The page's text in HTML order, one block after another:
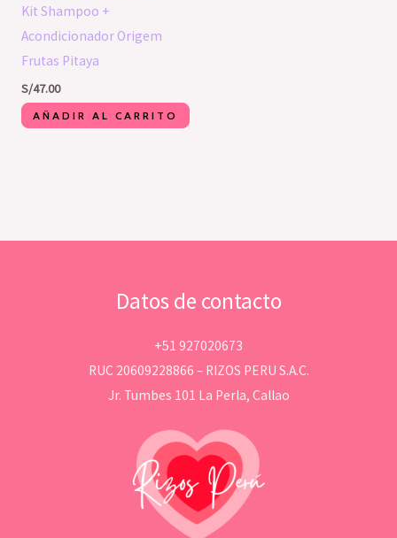
Kit Shampoo +
Acondicionador Origem
Frutas Pitaya
S/47.00
AÑADIR AL CARRITO
Datos de contacto
+51 927020673
RUC 20609228866 – RIZOS PERU S.A.C.
Jr. Tumbes 101 La Perla, Callao